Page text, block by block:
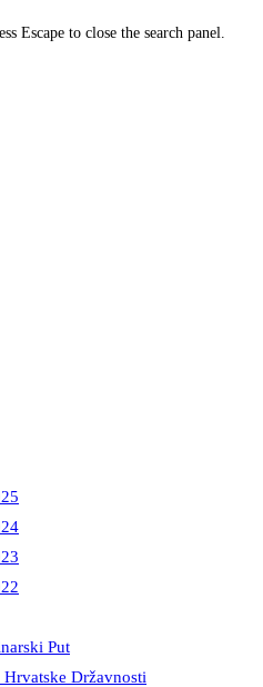
Escape to close the search panel.
Put
Državnosti